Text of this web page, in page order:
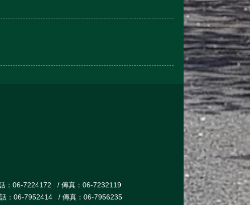
06-7224172 / 傳真：06-7232119
7952414 / 傳真：06-7956235